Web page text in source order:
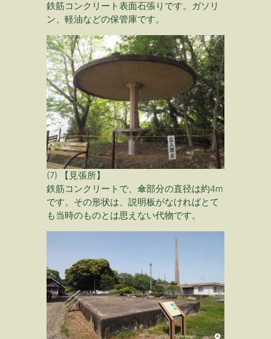
鉄筋コンクリート表面石張りです。ガソリ
ン、軽油などの保管庫です。
(7) 【見張所】
鉄筋コンクリートで、傘部分の直径は約4m
です。その形状は、説明板がなければとて
も当時のものとは思えない代物です。